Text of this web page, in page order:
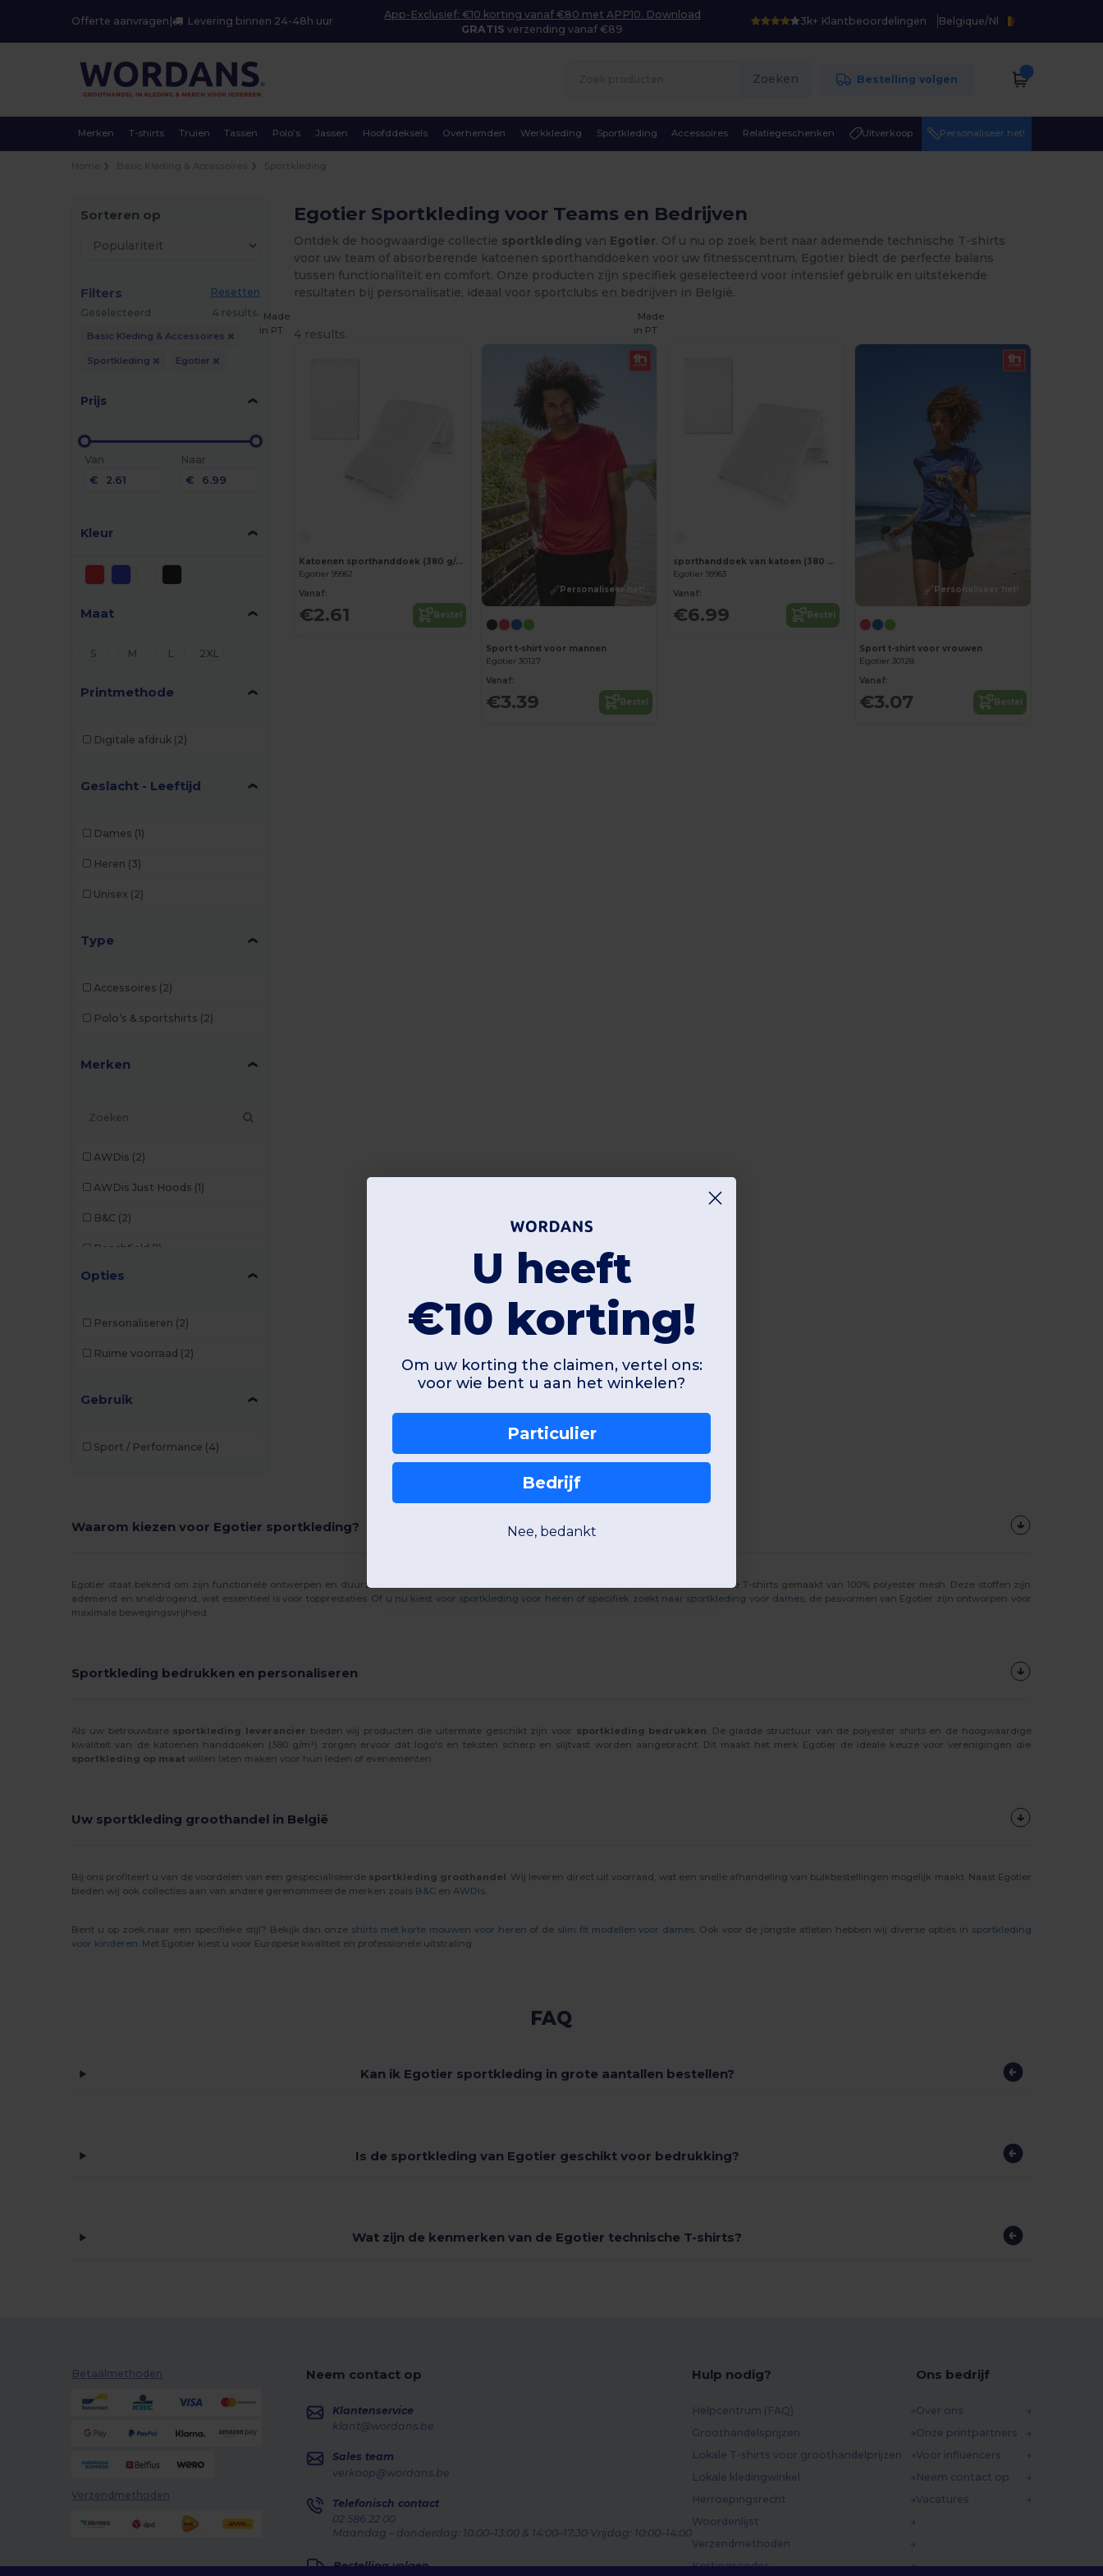
Offerte aanvragen Levering binnen 24-48h uur
App-Exclusief: €10 korting vanaf €80 met APP10. Download
GRATIS verzending vanaf €89
3k+ Klantbeoordelingen Belgique/Nl
Zoeken Bestelling volgen
Merken T-shirts Truien Tassen Polo's Jassen Hoofddeksels Overhemden Werkkleding Sportkleding Accessoires Relatiegeschenken Uitverkoop Personaliseer het!
Sorteren op
Filters
Resetten
Geselecteerd
4 results.
Basic Kleding & Accessoires
Sportkleding Egotier
Prijs
Van
€
Naar
€
Kleur
Maat
S M L 2XL
Printmethode
Digitale afdruk (2)
Geslacht - Leeftijd
Dames (1)
Heren (3)
Unisex (2)
Type
Accessoires (2)
Polo’s & sportshirts (2)
Merken
AWDis (2)
AWDis Just Hoods (1)
B&C (2)
Beechfield (1)
Brook Taverner
Egotier
Finden & Hales (6)
Fruit of the Loom (4)
GiftRetail (7)
JHK (11)
K-up (1)
Kariban (10)
Kimood (3)
Larkwood (2)
Malfini Premium (1)
SF Mini (5)
SF Women
Skinnifit (7)
SOL'S (22)
Spiro (23)
Stedman (4)
Opties
Personaliseren (2)
Ruime voorraad (2)
Gebruik
Sport / Performance (4)
Egotier Sportkleding voor Teams en Bedrijven
Ontdek de hoogwaardige collectie sportkleding van Egotier. Of u nu op zoek bent naar ademende technische T-shirts
voor uw team of absorberende katoenen sporthanddoeken voor uw fitnesscentrum, Egotier biedt de perfecte balans
tussen functionaliteit en comfort. Onze producten zijn specifiek geselecteerd voor intensief gebruik en uitstekende
resultaten bij personalisatie, ideaal voor sportclubs en bedrijven in België.
4 results.
Made
in PT
Katoenen sporthanddoek (380 g/m²)
Egotier 99962
Vanaf:
€2.61 Bestel
Personaliseer het!
Sport t-shirt voor mannen
Egotier 30127
Vanaf:
€3.39 Bestel
Made
in PT
sporthanddoek van katoen (380 g/m²)
Egotier 99963
Vanaf:
€6.99 Bestel
Personaliseer het!
Sport t-shirt voor vrouwen
Egotier 30128
Vanaf:
€3.07 Bestel
Waarom kiezen voor Egotier sportkleding?
Egotier staat bekend om zijn functionele ontwerpen en duurzame materialen. In ons assortiment vindt u essentiële items zoals technische T-shirts gemaakt van 100% polyester mesh. Deze stoffen zijn
ademend en sneldrogend, wat essentieel is voor topprestaties. Of u nu kiest voor sportkleding voor heren of specifiek zoekt naar sportkleding voor dames , de pasvormen van Egotier zijn ontworpen voor
maximale bewegingsvrijheid.
Sportkleding bedrukken en personaliseren
Als uw betrouwbare sportkleding leverancier bieden wij producten die uitermate geschikt zijn voor sportkleding bedrukken . De gladde structuur van de polyester shirts en de hoogwaardige
kwaliteit van de katoenen handdoeken (380 g/m²) zorgen ervoor dat logo's en teksten scherp en slijtvast worden aangebracht. Dit maakt het merk Egotier de ideale keuze voor verenigingen die
sportkleding op maat willen laten maken voor hun leden of evenementen.
Uw sportkleding groothandel in België
Bij ons profiteert u van de voordelen van een gespecialiseerde sportkleding groothandel . Wij leveren direct uit voorraad, wat een snelle afhandeling van bulkbestellingen mogelijk maakt. Naast Egotier
bieden wij ook collecties aan van andere gerenommeerde merken zoals B&C en AWDis
Bent u op zoek naar een specifieke stijl? Bekijk dan onze shirts met korte mouwen voor heren of de slim fit modellen voor dames . Ook voor de jongste atleten hebben wij diverse opties in sportkleding
voor kinderen . Met Egotier kiest u voor Europese kwaliteit en professionele uitstraling.
FAQ
Kan ik Egotier sportkleding in grote aantallen bestellen?
Is de sportkleding van Egotier geschikt voor bedrukking?
Wat zijn de kenmerken van de Egotier technische T-shirts?
Betaalmethoden
Verzendmethoden
Neem contact op
Klantenservice
klant@wordans.be
Sales team
verkoop@wordans.be
Telefonisch contact
02 586 22 00
Maandag – donderdag: 10:00–13:00 & 14:00–17:30 Vrijdag: 10:00–14:00
Bestelling volgen
Hulp nodig?
Helpcentrum (FAQ)
Groothandelsprijzen
Lokale T-shirts voor groothandelprijzen
Lokale kledingwinkel
Herroepingsrecht
Woordenlijst
Verzendmethoden
Kortingscodes
Ons bedrijf
Over ons
Onze printpartners
Voor influencers
Neem contact op
Vacatures
U heeft
€10 korting!
Om uw korting the claimen, vertel ons:
voor wie bent u aan het winkelen?
Particulier
Bedrijf
Nee, bedankt